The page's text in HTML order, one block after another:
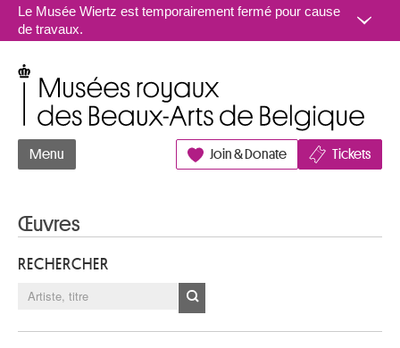
Aller au contenu
Le Musée Wiertz est temporairement fermé pour cause
de travaux.
Menu Join & Donate Tickets
Œuvres
RECHERCHER